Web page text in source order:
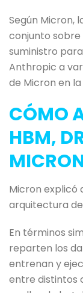
Según Micron,
conjunto sobre
suministro
Anthropic a
de Micron en
CÓMO
HBM,
Micron explicó
arquitectura
En términos
reparten los
entrenan y
entre distintos